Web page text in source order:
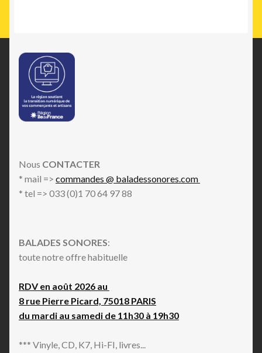
Nous CONTACTER
* mail => commandes @ baladessonores.com
* tel => 033 (0)1 70 64 97 88
BALADES SONORES:
toute notre offre habituelle
RDV en août 2026 au
8 rue Pierre Picard, 75018 PARIS
du mardi au samedi de 11h30 à 19h30
*** Vinyle, CD, K7, Hi-FI, livres...